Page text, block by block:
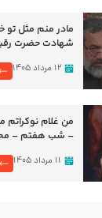
مادر منم مثل
۱۲ مرداد ۱۴۰۵
من غلام نوکراتم
۱۱ مرداد ۱۴۰۵